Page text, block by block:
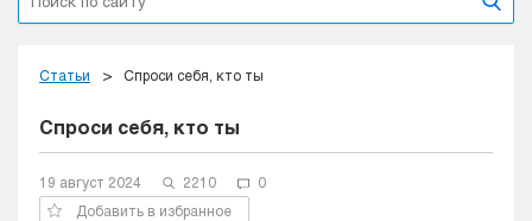
Алматы
Актобе
Жезказган
Караганда
Кокшетау
Костанай
Статьи Спроси себя, кто ты
Спроси себя, кто ты
19 август 2024 2210
0
Добавить в избранное